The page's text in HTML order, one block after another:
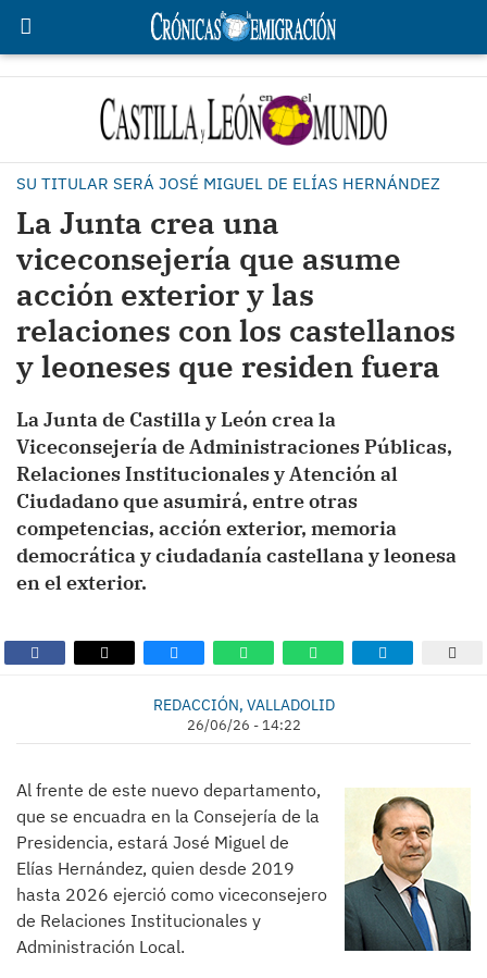
SU TITULAR SERÁ JOSÉ MIGUEL DE ELÍAS HERNÁNDEZ
La Junta crea una
viceconsejería que asume
acción exterior y las
relaciones con los castellanos
y leoneses que residen fuera
La Junta de Castilla y León crea la
Viceconsejería de Administraciones Públicas,
Relaciones Institucionales y Atención al
Ciudadano que asumirá, entre otras
competencias, acción exterior, memoria
democrática y ciudadanía castellana y leonesa
en el exterior.
REDACCIÓN, VALLADOLID
26/06/26 - 14:22
Al frente de este nuevo departamento,
que se encuadra en la Consejería de la
Presidencia, estará José Miguel de
Elías Hernández, quien desde 2019
hasta 2026 ejerció como viceconsejero
de Relaciones Institucionales y
Administración Local.